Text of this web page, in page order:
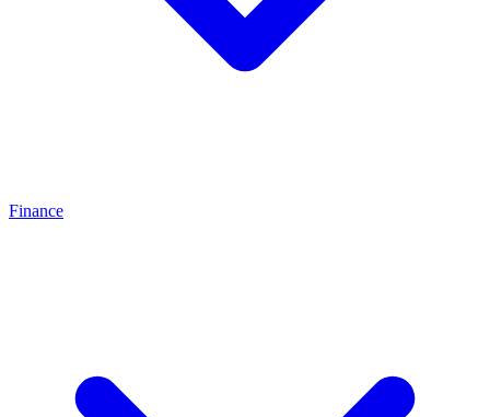
Finance